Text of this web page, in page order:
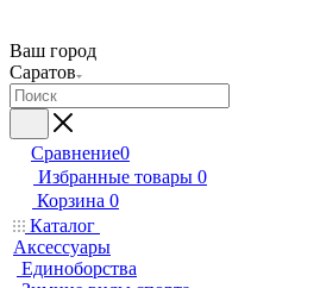
Ваш город
Саратов
Сравнение0
Избранные товары 0
Корзина 0
Каталог
Аксессуары
Единоборства